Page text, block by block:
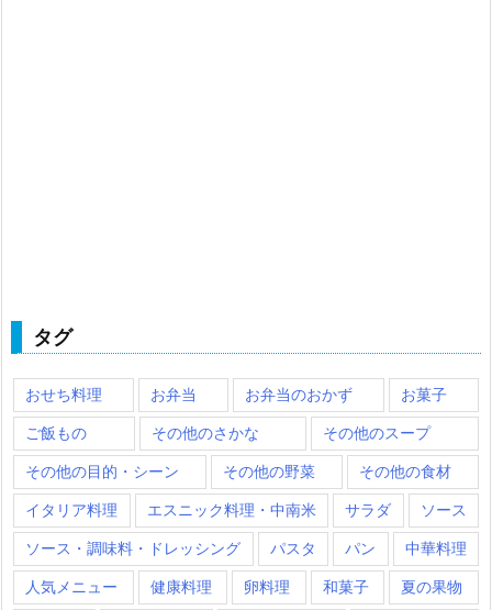
タグ
おせち料理 お弁当 お弁当のおかず お菓子
ご飯もの その他のさかな その他のスープ
その他の目的・シーン その他の野菜 その他の食材
イタリア料理 エスニック料理・中南米 サラダ ソース
ソース・調味料・ドレッシング パスタ パン 中華料理
人気メニュー 健康料理 卵料理 和菓子 夏の果物